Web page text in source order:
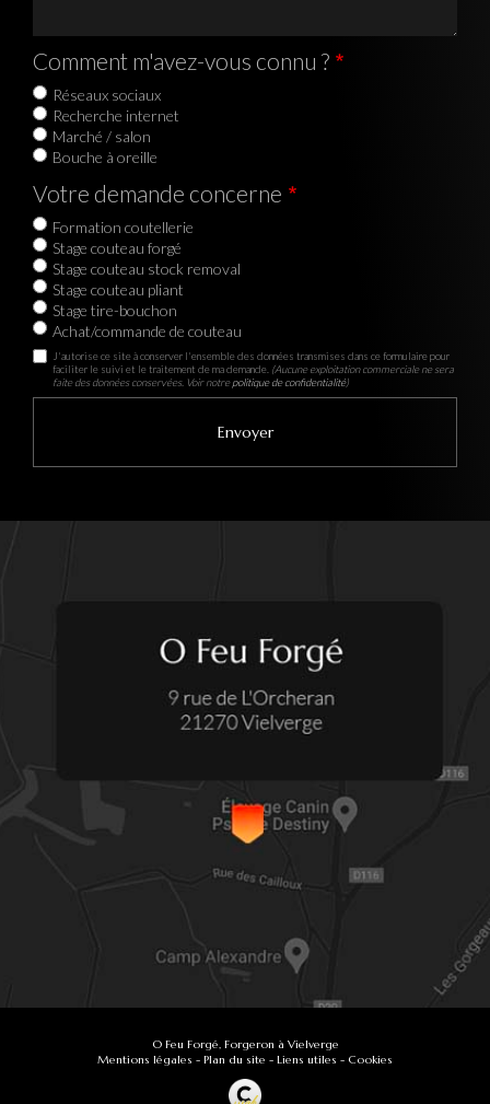
Comment m'avez-vous connu ?
Réseaux sociaux
Recherche internet
Marché / salon
Bouche à oreille
Votre demande concerne
Formation coutellerie
Stage couteau forgé
Stage couteau stock removal
Stage couteau pliant
Stage tire-bouchon
Achat/commande de couteau
J'autorise ce site à conserver l'ensemble des données transmises dans ce formulaire pour
faciliter le suivi et le traitement de ma demande. (Aucune exploitation commerciale ne sera
faite des données conservées. Voir notrepolitique de confidentialité)
O Feu Forgé, Forgeron à Vielverge
Mentions légales - Plan du site - Liens utiles - Cookies